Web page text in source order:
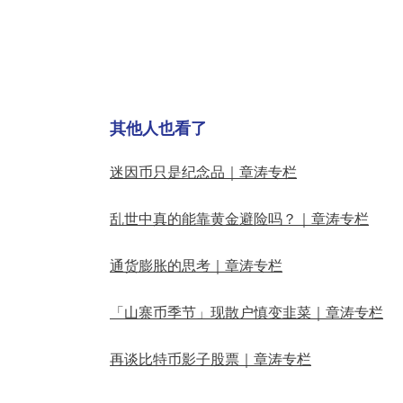
其他人也看了
迷因币只是纪念品｜章涛专栏
乱世中真的能靠黄金避险吗？｜章涛专栏
通货膨胀的思考｜章涛专栏
「山寨币季节」现散户慎变韭菜｜章涛专栏
再谈比特币影子股票｜章涛专栏